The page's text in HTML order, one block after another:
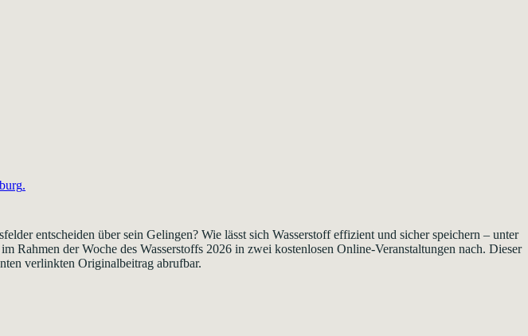
.
entscheiden über sein Gelingen? Wie lässt sich Wasserstoff effizient und sicher speichern – unter
Rahmen der Woche des Wasserstoffs 2026 in zwei kostenlosen Online-Veranstaltungen nach. Dieser
verlinkten Originalbeitrag abrufbar.